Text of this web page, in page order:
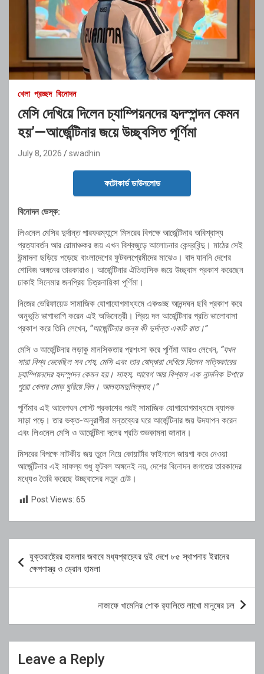
খেলা প্রচ্ছদ বিনোদন
মেসি দেখিয়ে দিলেন চ্যাম্পিয়নদের হৃদস্পন্দন কেমন
হয়’—আর্জেন্টিনার জয়ে উচ্ছ্বসিত পূর্ণিমা
July 8, 2026 swadhin
ফটোকার্ড ডাউনলোড
বিনোদন ডেস্ক:
লিওনেল মেসির দুর্দান্ত পারফরম্যান্সে মিসরের বিপক্ষে আর্জেন্টিনার অবিশ্বাস্য
প্রত্যাবর্তন আর রোমাঞ্চকর জয় এখন বিশ্বজুড়ে আলোচনার কেন্দ্রবিন্দু। মাঠের সেই
উন্মাদনা ছড়িয়ে পড়েছে বাংলাদেশের ফুটবলপ্রেমীদের মাঝেও। বাদ যাননি দেশের
শোবিজ অঙ্গনের তারকারাও। আর্জেন্টিনার ঐতিহাসিক জয়ে উচ্ছ্বাস প্রকাশ করেছেন
ঢাকাই সিনেমার জনপ্রিয় চিত্রনায়িকা পূর্ণিমা।
নিজের ভেরিফায়েড সামাজিক যোগাযোগমাধ্যমে একগুচ্ছ আনন্দঘন ছবি প্রকাশ করে
অনুভূতি ভাগাভাগি করেন এই অভিনেত্রী। প্রিয় দল আর্জেন্টিনার প্রতি ভালোবাসা
প্রকাশ করে তিনি লেখেন, “আর্জেন্টিনার জন্য কী দুর্দান্ত একটি রাত।”
মেসি ও আর্জেন্টিনার লড়াকু মানসিকতার প্রশংসা করে পূর্ণিমা আরও লেখেন, “যখন
সারা বিশ্ব ভেবেছিল সব শেষ, মেসি এবং তার যোদ্ধারা দেখিয়ে দিলেন সত্যিকারের
চ্যাম্পিয়নদের হৃদস্পন্দন কেমন হয়। সাহস, আবেগ আর বিশ্বাস এক নান্দনিক উপায়ে
পুরো খেলার মোড় ঘুরিয়ে দিল। আলহামদুলিল্লাহ।”
পূর্ণিমার এই আবেগঘন পোস্ট প্রকাশের পরই সামাজিক যোগাযোগমাধ্যমে ব্যাপক
সাড়া পড়ে। তার ভক্ত-অনুরাগীরা মন্তব্যের ঘরে আর্জেন্টিনার জয় উদযাপন করেন
এবং লিওনেল মেসি ও আর্জেন্টিনা দলের প্রতি শুভকামনা জানান।
মিসরের বিপক্ষে নাটকীয় জয় তুলে নিয়ে কোয়ার্টার ফাইনালে জায়গা করে নেওয়া
আর্জেন্টিনার এই সাফল্য শুধু ফুটবল অঙ্গনেই নয়, দেশের বিনোদন জগতের তারকাদের
মধ্যেও তৈরি করেছে উচ্ছ্বাসের নতুন ঢেউ।
Post Views: 65
navigation
যুক্তরাষ্ট্রের হামলার জবাবে মধ্যপ্রাচ্যের দুই দেশে ৮৫ স্থাপনায় ইরানের
ক্ষেপণাস্ত্র ও ড্রোন হামলা
নাজাফে খামেনির শোক র‍্যালিতে লাখো মানুষের ঢল
Leave a Reply